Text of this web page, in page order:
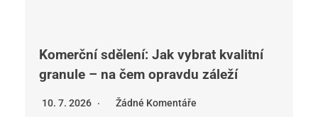
Komerční sdělení: Jak vybrat kvalitní
granule – na čem opravdu záleží
10. 7. 2026 Žádné Komentáře